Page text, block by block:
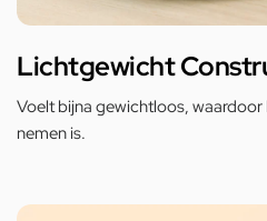
Lichtgewicht
Voelt bijna gewichtloos,
nemen is.